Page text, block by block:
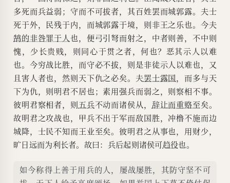
多死而兵益弱；守而不可拔者，其百姓罢而城郭露。夫士
死于外，民残于内，而城郭露于境，则非王之乐也。今夫
鹄的非咎罪于人也，便弓引弩而射之，中者则善，不中则
愧，少长贵贱，则同心于贯之者，何也？恶其示人以难
也。今穷战比胜，而守必不拔，则是非徒示人以难也，又
且害人者也，然则天下仇之必矣。夫罢士露国，而多与天
下为仇，则明君不居也；素用强兵而弱之，则察相不事。
彼明君察相者，则五兵不动而诸侯从， 辞让而重赂至矣。
故明君之攻战也，甲兵不出于军而敌国胜，冲橹不施而边
城降，士民不知而王业至矣。彼明君之从事也，用财少，
旷日远而为利长者。故曰：兵后起则诸侯可趋役也。
如今称得上善于用兵的人，屡战屡胜，其防守坚不可